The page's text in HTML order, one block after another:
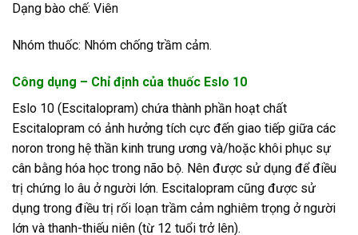
Dạng bào chế: Viên
Nhóm thuốc: Nhóm chống trầm cảm.
Công dụng – Chỉ định của thuốc Eslo 10
Eslo 10 (Escitalopram) chứa thành phần hoạt chất
Escitalopram có ảnh hưởng tích cực đến giao tiếp giữa các
noron trong hệ thần kinh trung ương và/hoặc khôi phục sự
cân bằng hóa học trong não bộ. Nên được sử dụng để điều
trị chứng lo âu ở người lớn. Escitalopram cũng được sử
dụng trong điều trị rối loạn trầm cảm nghiêm trọng ở người
lớn và thanh-thiếu niên (từ 12 tuổi trở lên).